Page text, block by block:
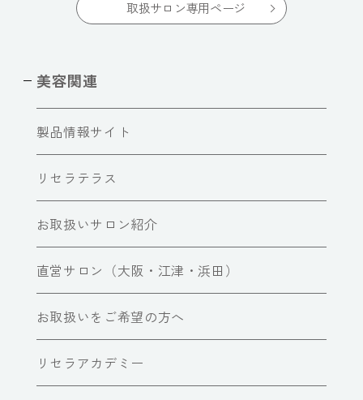
取扱サロン専用ページ
美容関連
製品情報サイト
リセラテラス
お取扱いサロン紹介
直営サロン（大阪・江津・浜田）
お取扱いをご希望の方へ
リセラアカデミー